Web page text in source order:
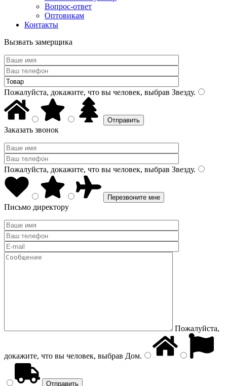
Вопрос-ответ
Оптовикам
Контакты
Вызвать замерщика
Пожалуйста, докажите, что вы человек, выбрав Звезду.
Заказать звонок
Пожалуйста, докажите, что вы человек, выбрав Звезду.
Письмо директору
Пожалуйста,
докажите, что вы человек, выбрав Дом.